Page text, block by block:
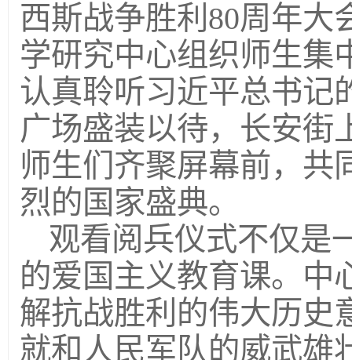
西斯战争胜利80周年大
学研究中心组织师生集
认真聆听习近平总书记
广场盛装以待，长安街
师生们齐聚屏幕前，共
烈的国家盛典。
观看阅兵仪式不仅是
的爱国主义教育课。中
解抗战胜利的伟大历史
就和人民军队的威武雄